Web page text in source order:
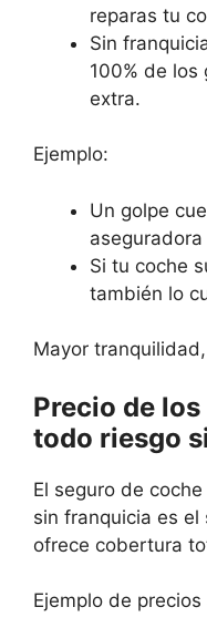
reparas tu
Sin
100% de los
extra.
Ejemplo:
Un golpe
Si tu coche
también lo
Mayor
Precio de
todo riesgo
El seguro de
sin franquicia es el
ofrece cobertura
Ejemplo de